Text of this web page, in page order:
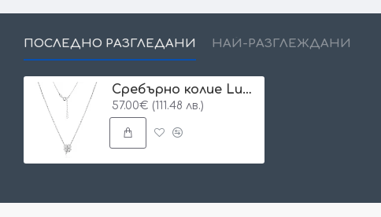
ПОСЛЕДНО РАЗГЛЕДАНИ НАЙ-РАЗГЛЕЖДАНИ
Сребърно колие Lucky
57.00€ (111.48 лв.)